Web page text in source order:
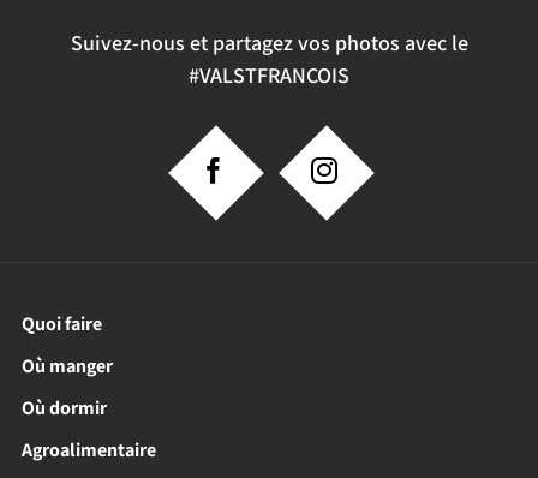
Suivez-nous et partagez vos photos avec le
#VALSTFRANCOIS
Quoi faire
Où manger
Où dormir
Agroalimentaire